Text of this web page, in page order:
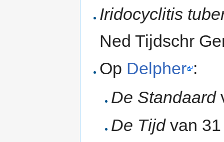
Iridocyclitis
Ned Tijdschr
Op Delpher :
De Standaard
De Tijdvan 31